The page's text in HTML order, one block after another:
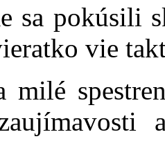
sa
vie
milé